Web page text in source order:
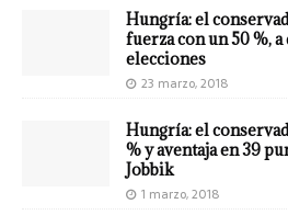
Hungría: el
fuerza con un 50 %, a
elecciones
23 marzo, 2018
Hungría: el
% y aventaja en 39
Jobbik
1 marzo, 2018